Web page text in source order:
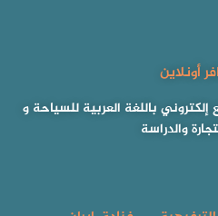
أونلاين
باللغة العربية للسياحة و
والدراسة